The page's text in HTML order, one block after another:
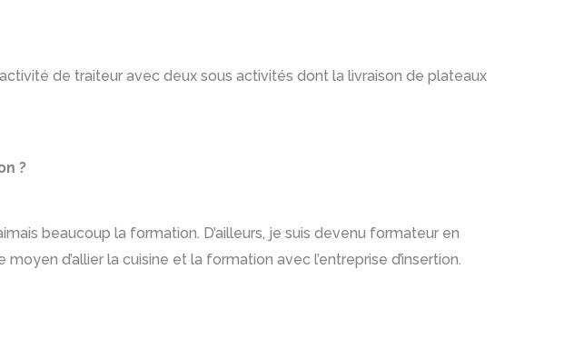
de traiteur avec deux sous activités dont la livraison de plateaux
?
beaucoup la formation. D’ailleurs, je suis devenu formateur en
d’allier la cuisine et la formation avec l’entreprise d’insertion.